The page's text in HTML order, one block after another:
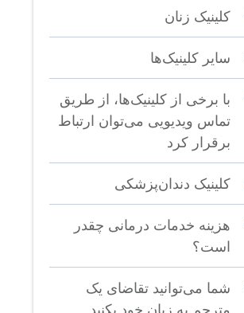
کلینیک زنان
سایر کلینیک‌ها
با برخی از کلینیک‌ها، از طریق
تماس ویدیویی می‌توان ارتباط
برقرار کرد
کلینیک دندان‌پزشکی
هزینه خدمات درمانی چقدر
است؟
شما می‌توانید تقاضای یک
مترجم به زبان خود بکنید